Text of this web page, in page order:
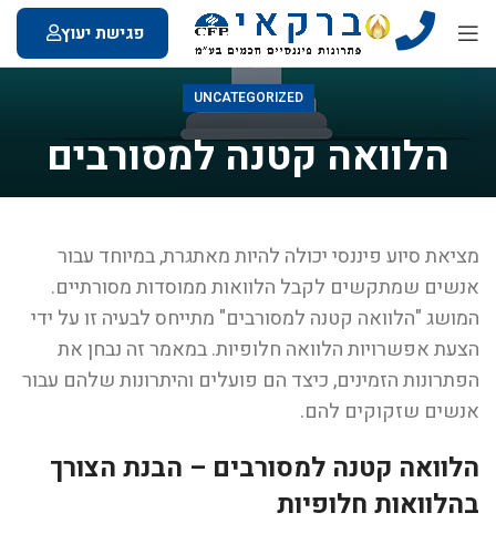
פגישת יעוץ
UNCATEGORIZED
הלוואה קטנה למסורבים
מציאת סיוע פיננסי יכולה להיות מאתגרת, במיוחד עבור
אנשים שמתקשים לקבל הלוואות ממוסדות מסורתיים.
המושג "הלוואה קטנה למסורבים" מתייחס לבעיה זו על ידי
הצעת אפשרויות הלוואה חלופיות. במאמר זה נבחן את
הפתרונות הזמינים, כיצד הם פועלים והיתרונות שלהם עבור
אנשים שזקוקים להם.
הלוואה קטנה למסורבים – הבנת הצורך
בהלוואות חלופיות